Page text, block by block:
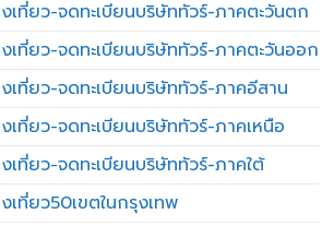
เที่ยว-จดทะเบียนบริษัททัวร์-ภาคตะวันตก
เที่ยว-จดทะเบียนบริษัททัวร์-ภาคตะวันออก
เที่ยว-จดทะเบียนบริษัททัวร์-ภาคอีสาน
เที่ยว-จดทะเบียนบริษัททัวร์-ภาคเหนือ
เที่ยว-จดทะเบียนบริษัททัวร์-ภาคใต้
เที่ยว50เขตในกรุงเทพ